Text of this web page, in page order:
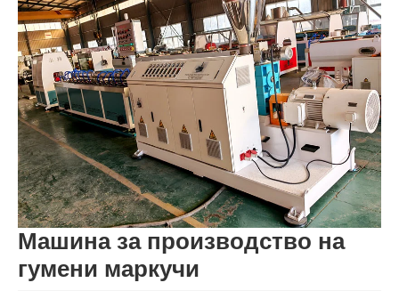
Машина за производство на
гумени маркучи